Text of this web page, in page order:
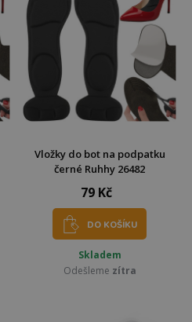
Vložky do bot na podpatku
černé Ruhhy 26482
79 Kč
DO KOŠÍKU
Skladem
Odešleme zítra